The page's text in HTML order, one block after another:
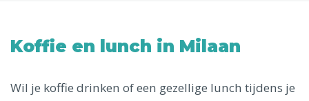
Koffie en lunch in Milaan
Wil je koffie drinken of een gezellige lunch tijdens je